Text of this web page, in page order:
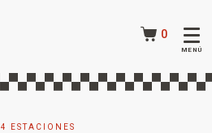
0
4 ESTACIONES